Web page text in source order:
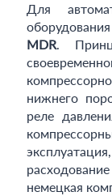
Для
MDR.
нижнего
реле
немецкая